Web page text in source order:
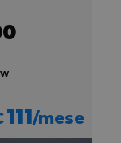
111/mese